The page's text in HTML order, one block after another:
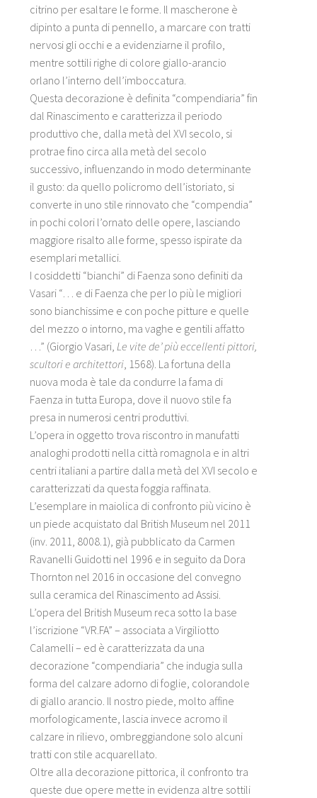
citrino per esaltare le forme. Il mascherone è
dipinto a punta di pennello, a marcare con tratti
nervosi gli occhi e a evidenziarne il profilo,
mentre sottili righe di colore giallo-arancio
orlano l’interno dell’imboccatura.
Questa decorazione è definita “compendiaria” fin
dal Rinascimento e caratterizza il periodo
produttivo che, dalla metà del XVI secolo, si
protrae fino circa alla metà del secolo
successivo, influenzando in modo determinante
il gusto: da quello policromo dell’istoriato, si
converte in uno stile rinnovato che “compendia”
in pochi colori l’ornato delle opere, lasciando
maggiore risalto alle forme, spesso ispirate da
esemplari metallici.
I cosiddetti “bianchi” di Faenza sono definiti da
Vasari “… e di Faenza che per lo più le migliori
sono bianchissime e con poche pitture e quelle
del mezzo o intorno, ma vaghe e gentili affatto
…” (Giorgio Vasari, Le vite de’ più eccellenti pittori,
scultori e architettori, 1568). La fortuna della
nuova moda è tale da condurre la fama di
Faenza in tutta Europa, dove il nuovo stile fa
presa in numerosi centri produttivi.
L’opera in oggetto trova riscontro in manufatti
analoghi prodotti nella città romagnola e in altri
centri italiani a partire dalla metà del XVI secolo e
caratterizzati da questa foggia raffinata.
L’esemplare in maiolica di confronto più vicino è
un piede acquistato dal British Museum nel 2011
(inv. 2011, 8008.1), già pubblicato da Carmen
Ravanelli Guidotti nel 1996 e in seguito da Dora
Thornton nel 2016 in occasione del convegno
sulla ceramica del Rinascimento ad Assisi.
L’opera del British Museum reca sotto la base
l’iscrizione “VR.FA” – associata a Virgiliotto
Calamelli – ed è caratterizzata da una
decorazione “compendiaria” che indugia sulla
forma del calzare adorno di foglie, colorandole
di giallo arancio. Il nostro piede, molto affine
morfologicamente, lascia invece acromo il
calzare in rilievo, ombreggiandone solo alcuni
tratti con stile acquarellato.
Oltre alla decorazione pittorica, il confronto tra
queste due opere mette in evidenza altre sottili